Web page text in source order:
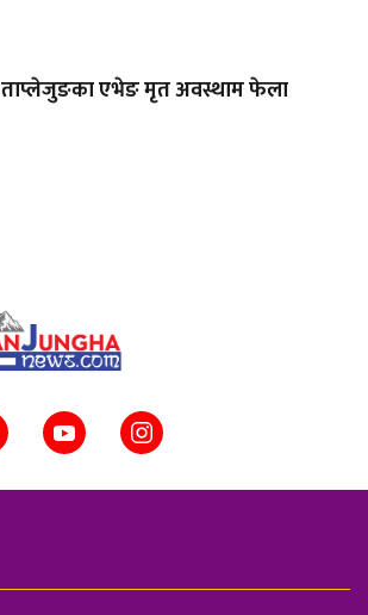
ताप्लेजुङका एभेङ मृत अवस्थाम फेला